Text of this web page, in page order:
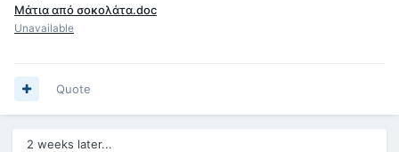
Μάτια από σοκολάτα.doc
Unavailable
Quote
2 weeks later...